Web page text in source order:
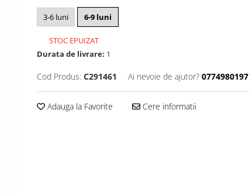
3-6 luni 6-9 luni
STOC EPUIZAT
Durata de livrare: 1
Cod Produs: C291461 Ai nevoie de ajutor? 0774980197
Adauga la Favorite Cere informatii